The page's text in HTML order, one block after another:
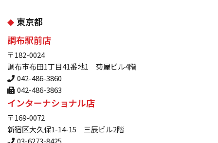
東京都
調布駅前店
〒182-0024
調布市布田1丁目41番地1 菊屋ビル4階
042-486-3860
042-486-3863
インターナショナル店
〒169-0072
新宿区大久保1-14-15 三辰ビル2階